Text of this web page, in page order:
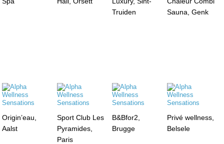
Truiden
Sauna, Genk
Origin’eau,
Aalst
Sport Club Les
Pyramides,
Paris
B&Bfor2,
Brugge
Privé wellness,
Belsele